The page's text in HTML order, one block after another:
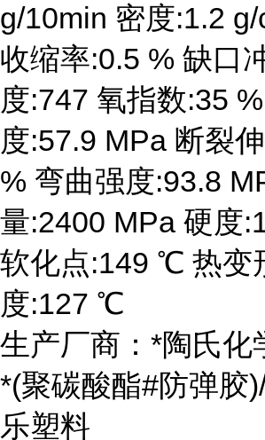
g/10min 密度:1.2
收缩率:0.5 % 缺口
度:747 氧指数:35
度:57.9 MPa 断裂
% 弯曲强度:93.8
量:2400 MPa 硬度
软化点:149 ℃ 热变
度:127 ℃
生产厂商：*陶氏化
*(聚碳酸酯#防弹胶
乐塑料